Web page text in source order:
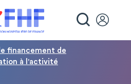
financement de
à l'activité
cookies